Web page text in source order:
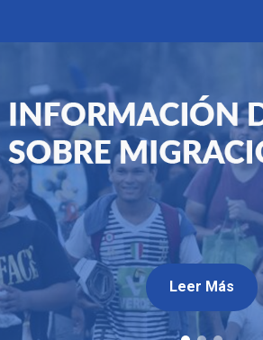
Leer Más